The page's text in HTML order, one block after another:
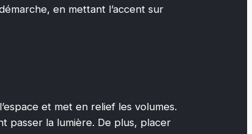
en mettant l’accent sur
et met en relief les volumes.
passer la lumière. De plus, placer